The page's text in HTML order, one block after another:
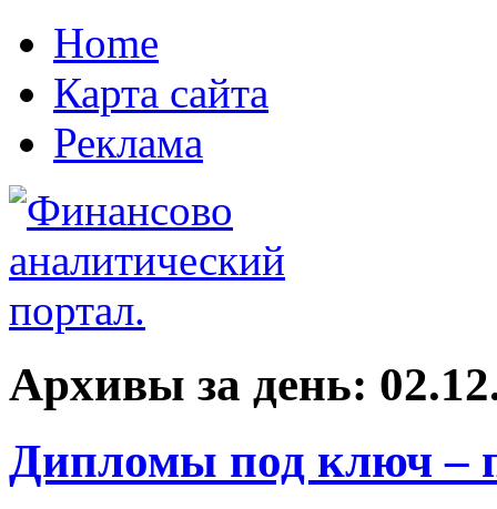
Home
Карта сайта
Реклама
Архивы за день:
Дипломы под ключ –